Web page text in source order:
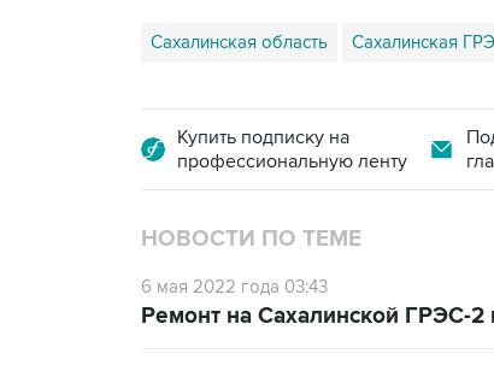
Сахалинская область Сахалинская
Купить подписку на
профессиональную ленту
НОВОСТИ ПО ТЕМЕ
6 мая 2022 года 03:43
Ремонт на Сахалинской ГРЭС-